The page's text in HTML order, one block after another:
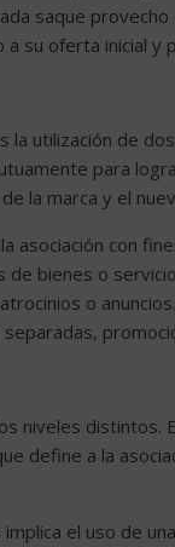
saque
su oferta inicial
la utilización de
para
la marca y el
asociación con
bienes o
o
niveles distintos.
define a la
el uso de